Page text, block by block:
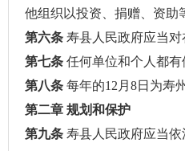
他组织以投资、捐赠、资助
第六条 寿县人民政府应当
第七条 任何单位和个人都
第八条 每年的12月8日为寿
第二章 规划和保护
第九条 寿县人民政府应当